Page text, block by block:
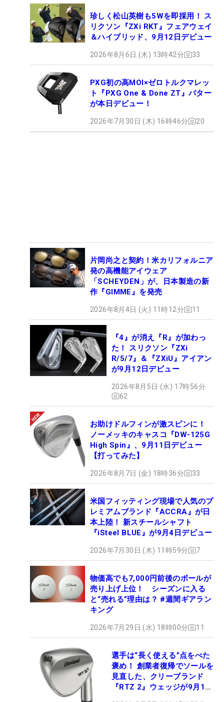
珍しく松山英樹も5Wを即採用！ ス
リクソン『ZXi RKT』フェアウェイ
＆ハイブリッド、9月12日デビュー
2026年8月6日 (木) 13時42分 33
PXG初の高MOI×ゼロトルクマレッ
ト『PXG One & Done ZT』パター
が本日デビュー！
2026年7月30日 (木) 16時46分 20
片岡尚之と契約！米カリフォルニア
発の高機能アイウェア
「SCHEYDEN」が、日本製造の新
作『GIMME』を発売
2026年8月4日 (火) 11時12分 11
『4』が消え『R』が加わっ
た！ スリクソン『ZXi
R/5/7』＆『ZXiU』アイアン
が9月12日デビュー
2026年8月5日 (水) 17時56分
62
お助けドルフィンが激スピンに！
ノーメッキのキャスコ『DW-125G
High Spin』、9月11日デビュー
【打ってみた】
2026年8月7日 (金) 18時36分 33
米国フィッティング現場で人気のプ
レミアムブランド『ACCRA』が日
本上陸！ 新スチールシャフト
『iSteel BLUE』が9月4日デビュー
2026年7月30日 (木) 11時59分 7
物価高でも7,000円前後のボールが
売り上げ上位！ シーズンに入る
と“売れる”理由は？ #週間ギアラン
キング
2026年7月29日 (水) 18時00分 11
選手は“長く使える”点をべた
褒め！ 創業者復帰でソールを
見直した、クリーブランド
『RTZ 2』ウェッジが9月12